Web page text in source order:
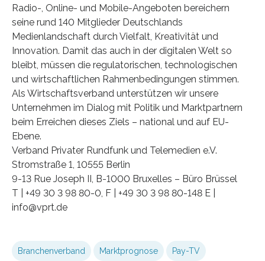
Radio-, Online- und Mobile-Angeboten bereichern
seine rund 140 Mitglieder Deutschlands
Medienlandschaft durch Vielfalt, Kreativität und
Innovation. Damit das auch in der digitalen Welt so
bleibt, müssen die regulatorischen, technologischen
und wirtschaftlichen Rahmenbedingungen stimmen.
Als Wirtschaftsverband unterstützen wir unsere
Unternehmen im Dialog mit Politik und Marktpartnern
beim Erreichen dieses Ziels – national und auf EU-
Ebene.
Verband Privater Rundfunk und Telemedien e.V.
Stromstraße 1, 10555 Berlin
9-13 Rue Joseph II, B-1000 Bruxelles – Büro Brüssel
T | +49 30 3 98 80-0, F | +49 30 3 98 80-148 E |
info@vprt.de
Branchenverband Marktprognose Pay-TV